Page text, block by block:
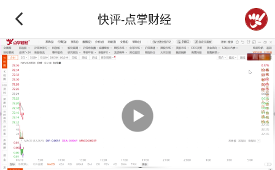
快评-点掌财经